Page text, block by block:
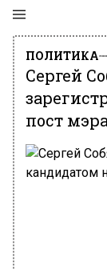
ПОЛИТИКА
Сергей
пост